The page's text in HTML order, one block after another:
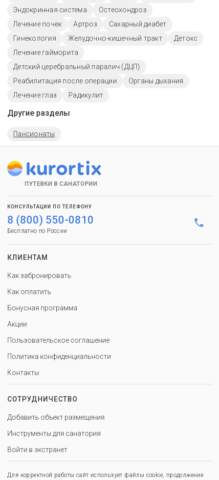
Эндокринная система
Остеохондроз
Лечение почек
Артроз
Сахарный диабет
Гинекология
Желудочно-кишечный тракт
Детокс
Лечение гайморита
Детский церебральный паралич (ДЦП)
Реабилитация после операции
Органы дыхания
Лечение глаз
Радикулит
Другие разделы
Пансионаты
ПУТЕВКИ В САНАТОРИИ
КОНСУЛЬТАЦИИ ПО ТЕЛЕФОНУ
8 (800) 550-0810
Бесплатно по России
КЛИЕНТАМ
Как забронировать
Как оплатить
Бонусная программа
Акции
Пользовательское соглашение
Политика конфиденциальности
Контакты
СОТРУДНИЧЕСТВО
Добавить объект размещения
Инструменты для санатория
Войти в экстранет
Для корректной работы сайт использует файлы cookie, продолжение